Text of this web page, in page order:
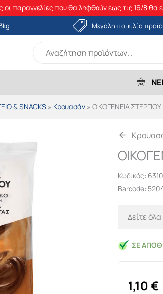
οι παραγγελίες που θα ληφθούν έως τις 16/8 θα
Μεγάλη ποικιλία
& SNACKS » Κρουασάν » ΟΙΚΟΓΕΝΕΙΑ
Κωδικός:
Barcode:
Δείτε
ΣΕ
1,10€